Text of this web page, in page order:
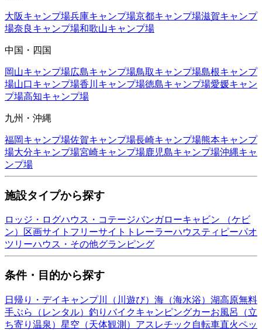
大阪キャンプ場兵庫キャンプ場京都キャンプ場滋賀キャンプ
場奈良 キャンプ場和歌山キャンプ場
中国・四国
岡山キャンプ場広島キャンプ場鳥取キャンプ場島根キャンプ
場山口キャンプ場香川 キャンプ場徳島キャンプ場愛媛キャン
プ場高知キャンプ場
九州・沖縄
福岡キャンプ場佐賀キャンプ場長崎キャンプ場熊本キャンプ
場大分キャンプ場宮崎キャンプ場鹿児島キャンプ場沖縄キャ
ンプ場
施設タイプから探す
ロッジ・ログハウス・コテージバンガローキャビン （ケビ
ン）
区画サイト フリーサイト トレーラーハウスティピーパオ
ツリーハウス・その他グランピング
条件・目的から探す
日帰り・デイキャンプ川（川遊び） 海（海水浴） 湖高原無料
手ぶら（レンタル） 釣り バイクキャンピングカーお風呂（立
ち寄り温泉） 星空（天体観測） アスレチック 自転車直火ペッ